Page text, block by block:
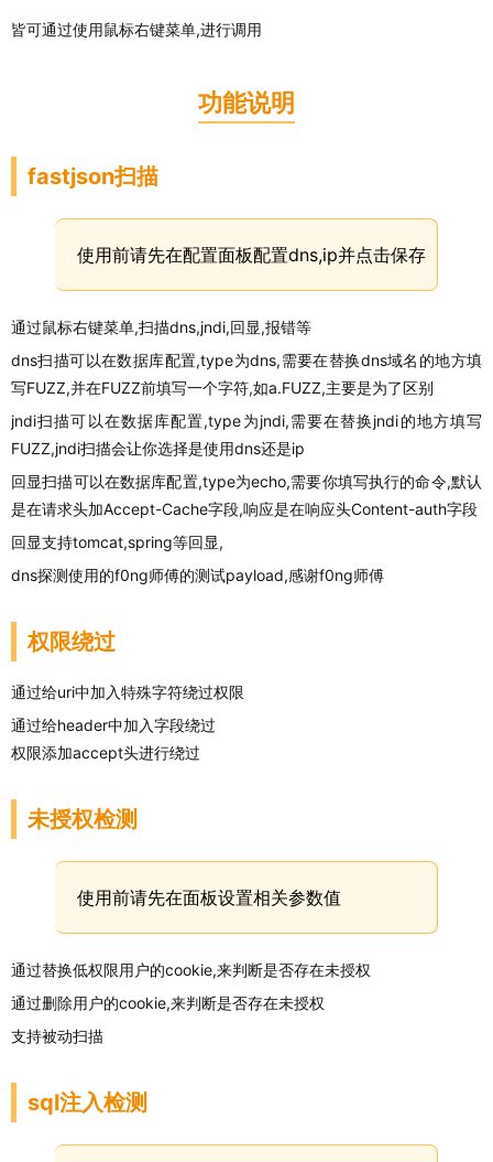
皆可通过使用鼠标右键菜单,进行调用
功能说明
fastjson扫描
使用前请先在配置面板配置dns,ip并点击保存
通过鼠标右键菜单,扫描dns,jndi,回显,报错等
dns扫描可以在数据库配置,type为dns,需要在替换dns域名的地方填
写FUZZ,并在FUZZ前填写一个字符,如a.FUZZ,主要是为了区别
jndi扫描可以在数据库配置,type为jndi,需要在替换jndi的地方填写
FUZZ,jndi扫描会让你选择是使用dns还是ip
回显扫描可以在数据库配置,type为echo,需要你填写执行的命令,默认
是在请求头加Accept-Cache字段,响应是在响应头Content-auth字段
回显支持tomcat,spring等回显,
dns探测使用的f0ng师傅的测试payload,感谢f0ng师傅
权限绕过
通过给uri中加入特殊字符绕过权限
通过给header中加入字段绕过
权限添加accept头进行绕过
未授权检测
使用前请先在面板设置相关参数值
通过替换低权限用户的cookie,来判断是否存在未授权
通过删除用户的cookie,来判断是否存在未授权
支持被动扫描
sql注入检测